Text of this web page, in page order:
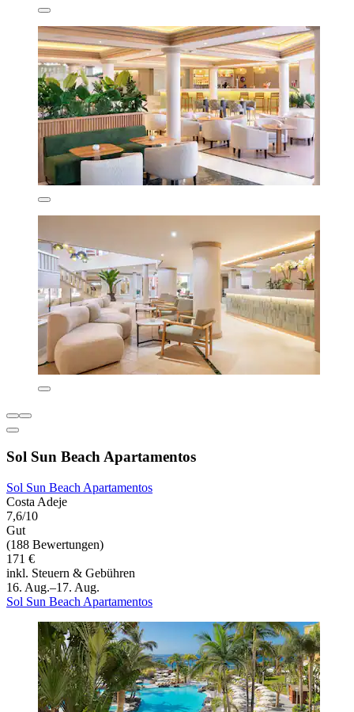
Sol Sun Beach Apartamentos
Sol Sun Beach Apartamentos
Costa Adeje
7,6/10
Gut
(188 Bewertungen)
171 €
inkl. Steuern & Gebühren
16. Aug.–17. Aug.
Sol Sun Beach Apartamentos